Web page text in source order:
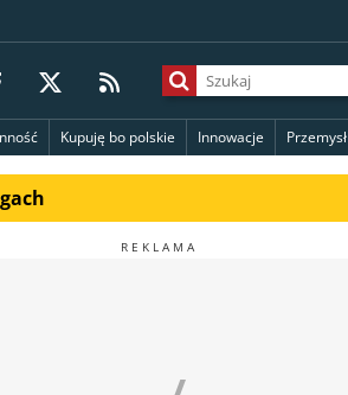
Kupuję bo polskie Innowacje Przemysł